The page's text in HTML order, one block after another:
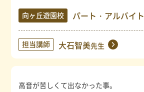
向ヶ丘遊園校 パート・アルバイト
担当講師 大石智美先生
高音が苦しくて出なかった事。